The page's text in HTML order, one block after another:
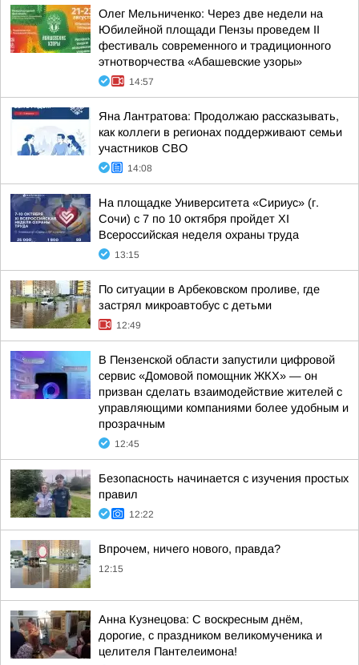
Олег Мельниченко: Через две недели на
Юбилейной площади Пензы проведем II
фестиваль современного и традиционного
этнотворчества «Абашевские узоры»
14:57
Яна Лантратова: Продолжаю рассказывать,
как коллеги в регионах поддерживают семьи
участников СВО
14:08
На площадке Университета «Сириус» (г.
Сочи) с 7 по 10 октября пройдет XI
Всероссийская неделя охраны труда
13:15
По ситуации в Арбековском проливе, где
застрял микроавтобус с детьми
12:49
В Пензенской области запустили цифровой
сервис «Домовой помощник ЖКХ» — он
призван сделать взаимодействие жителей с
управляющими компаниями более удобным и
прозрачным
12:45
Безопасность начинается с изучения простых
правил
12:22
Впрочем, ничего нового, правда?
12:15
Анна Кузнецова: С воскресным днём,
дорогие, с праздником великомученика и
целителя Пантелеимона!